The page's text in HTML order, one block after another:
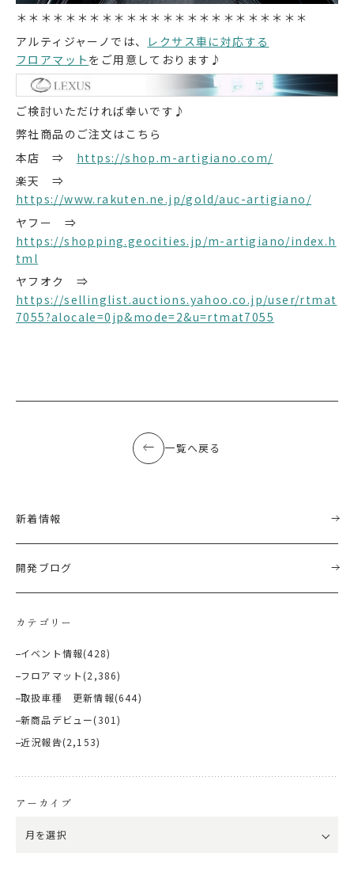
＊＊＊＊＊＊＊＊＊＊＊＊＊＊＊＊＊＊＊＊＊＊＊＊
アルティジャーノでは、
レクサス車に対応する
フロアマット をご用意しております♪
ご検討いただければ幸いです♪
弊社商品のご注文はこちら
本店 ⇒ https://shop.m-artigiano.com/
楽天 ⇒
https://www.rakuten.ne.jp/gold/auc-artigiano/
ヤフー ⇒
https://shopping.geocities.jp/m-artigiano/index.h
tml
ヤフオク ⇒
https://sellinglist.auctions.yahoo.co.jp/user/rtmat
7055?alocale=0jp&mode=2&u=rtmat7055
一覧へ戻る
新着情報
開発ブログ
カテゴリー
イベント情報(428)
フロアマット (2,386)
取扱車種 更新情報(644)
新商品デビュー(301)
近況報告(2,153)
アーカイブ